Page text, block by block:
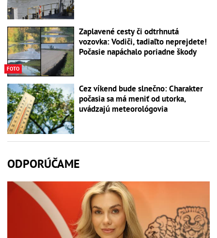
FOTO
Zaplavené cesty či odtrhnutá
vozovka: Vodiči, tadiaľto neprejdete!
Počasie napáchalo poriadne škody
Cez víkend bude slnečno: Charakter
počasia sa má meniť od utorka,
uvádzajú meteorológovia
ODPORÚČAME